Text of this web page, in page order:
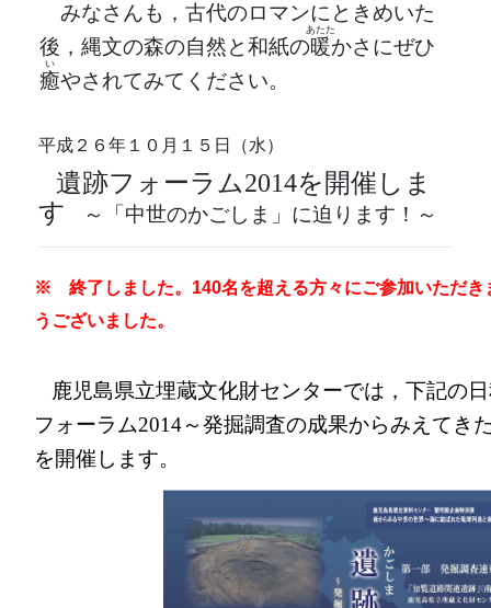
みなさんも，古代のロマンにときめいた
後，縄文の森の自然と和紙の暖
あたた
かさにぜひ
癒
い
やされてみてください。
平成２６年１０月１５日（水）
遺跡フォーラム2014を開催しま
す
～「中世のかごしま」に迫ります！～
※ 終了しました。140名を超える方々にご参加いただき
うございました。
鹿児島県立埋蔵文化財センターでは，下記の
フォーラム2014～発掘調査の成果からみえてき
を開催します。